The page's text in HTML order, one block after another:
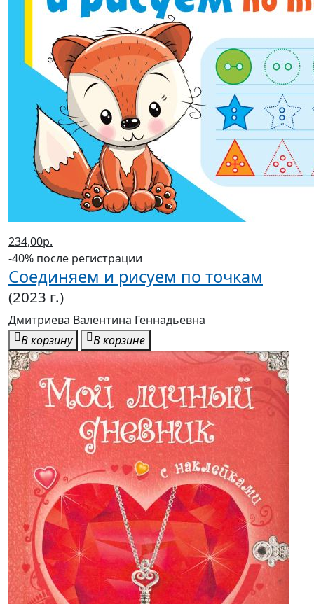
234,00р.
-40% после регистрации
Соединяем и рисуем по точкам
(2023 г.)
Дмитриева Валентина Геннадьевна
В корзину
В корзине